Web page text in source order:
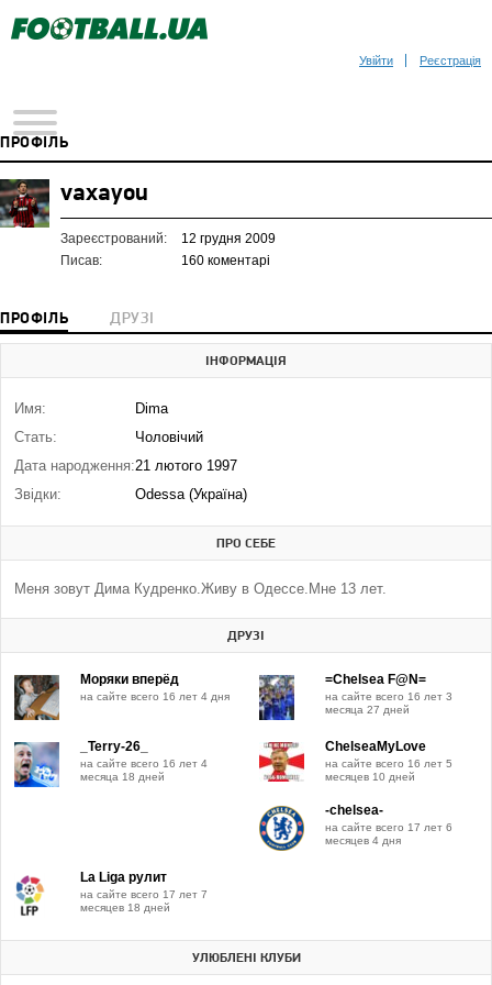
Увійти Реєстрація
ПРОФІЛЬ
vaxayou
Зареєстрований:
12 грудня 2009
Писав:
160 коментарі
ПРОФІЛЬ ДРУЗІ
ІНФОРМАЦІЯ
Имя:
Dima
Стать:
Чоловічий
Дата народження:21 лютого 1997
Звідки:
Odessa (Україна)
ПРО СЕБЕ
Меня зовут Дима Кудренко.Живу в Одессе.Мне 13 лет.
ДРУЗІ
Моряки вперёд
на сайте всего 16 лет 4 дня
=Chelsea F@N=
на сайте всего 16 лет 3
месяца 27 дней
_Terry-26_
на сайте всего 16 лет 4
месяца 18 дней
ChelseaMyLove
на сайте всего 16 лет 5
месяцев 10 дней
-chelsea-
на сайте всего 17 лет 6
месяцев 4 дня
La Liga рулит
на сайте всего 17 лет 7
месяцев 18 дней
УЛЮБЛЕНІ КЛУБИ